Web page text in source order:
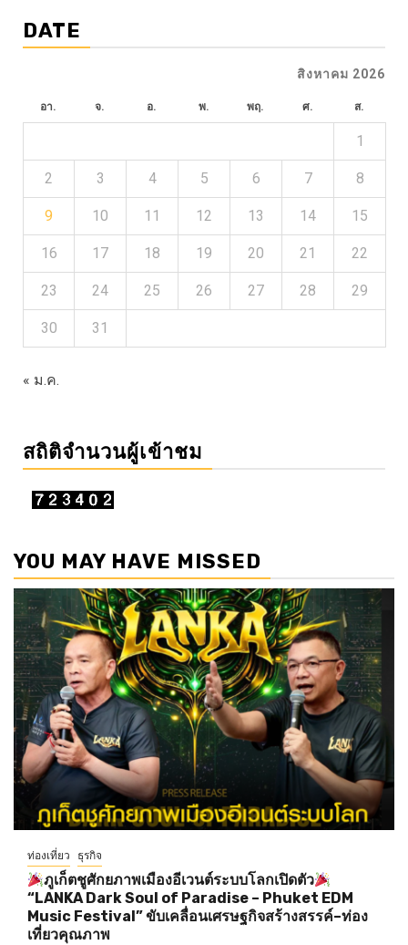
DATE
สิงหาคม 2026
อา. จ. อ. พ. พฤ. ศ. ส.
1
2 3 4 5 6 7 8
9 10 11 12 13 14 15
16 17 18 19 20 21 22
23 24 25 26 27 28 29
30 31
« ม.ค.
สถิติจำนวนผู้เข้าชม
YOU MAY HAVE MISSED
ท่องเที่ยว ธุรกิจ
ภูเก็ตชูศักยภาพเมืองอีเวนต์ระบบโลกเปิดตัว
“LANKA Dark Soul of Paradise – Phuket EDM
Music Festival” ขับเคลื่อนเศรษฐกิจสร้างสรรค์–ท่อง
เที่ยวคุณภาพ